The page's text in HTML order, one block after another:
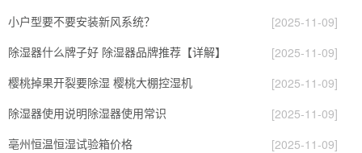
小户型要不要安装新风系统？
[2025-11-09]
除湿器什么牌子好 除湿器品牌推荐【详解】
[2025-11-09]
樱桃掉果开裂要除湿 樱桃大棚控湿机
[2025-11-09]
除湿器使用说明除湿器使用常识
[2025-11-09]
亳州恒温恒湿试验箱价格
[2025-11-09]